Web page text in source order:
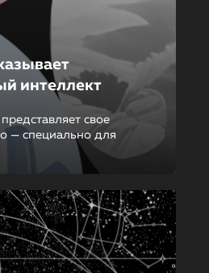
интеллект
свое
— специально для